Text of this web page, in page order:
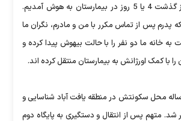
شدیم تا اینکه پس از گذشت 4 یا 5 روز در بیمارستان به هوش آمدیم.
پدرم پس از تماس مکرر با من و مادرم، نگران ما
خانه ما دو نفر را با حالت بیهوش پیدا کرده و
را با کمک اورژانش به بیمارستان منتقل کرده اند.
شناسایی اصغر 37 ساله محل سکونتش در منطقه یافت آباد شناسایی و
شد. متهم پس از انتقال و دستگیری به پایگاه دوم